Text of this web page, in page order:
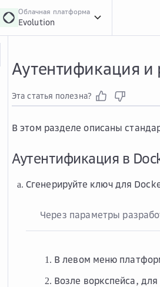
Облачная платформа
Evolution
Аутентификация и
Эта статья полезна?
В этом разделе описаны
Аутентификация в
Сгенерируйте ключ для
Через параметры
В левом меню
Возле воркспейса,